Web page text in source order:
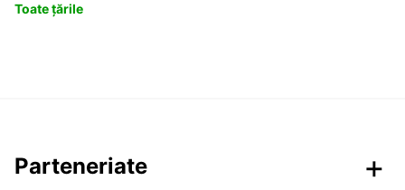
Toate țările
Parteneriate